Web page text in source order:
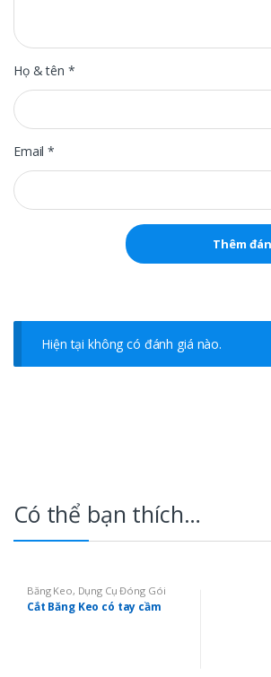
Họ & tên *
Email*
Hiện tại không có đánh giá nào.
Có thể bạn thích…
Băng Keo, Dụng Cụ Đóng Gói
Cắt Băng Keo có tay cầm